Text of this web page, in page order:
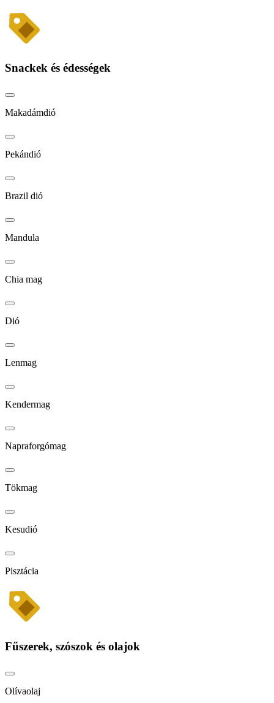
Snackek és édességek
Makadámdió
Pekándió
Brazil dió
Mandula
Chia mag
Dió
Lenmag
Kendermag
Napraforgómag
Tökmag
Kesudió
Pisztácia
Fűszerek, szószok és olajok
Olívaolaj